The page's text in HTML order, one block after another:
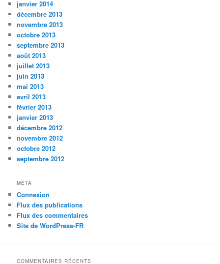
janvier 2014
décembre 2013
novembre 2013
octobre 2013
septembre 2013
août 2013
juillet 2013
juin 2013
mai 2013
avril 2013
février 2013
janvier 2013
décembre 2012
novembre 2012
octobre 2012
septembre 2012
MÉTA
Connexion
Flux des publications
Flux des commentaires
Site de WordPress-FR
COMMENTAIRES RÉCENTS